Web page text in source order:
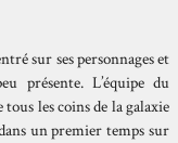
sur ses personnages et
présente. L’équipe du
tous les coins de la galaxie
un premier temps sur